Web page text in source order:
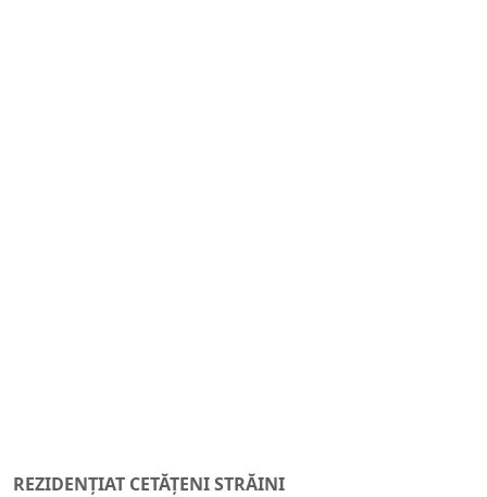
REZIDENȚIAT CETĂȚENI STRĂINI